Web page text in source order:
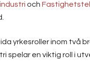
och
yrkesroller inom två
spelar en viktig roll i